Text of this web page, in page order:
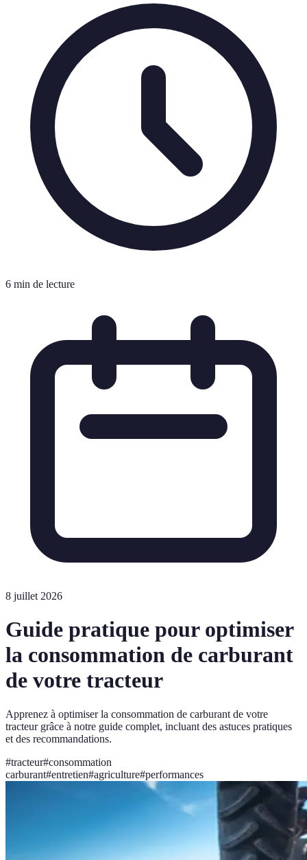
6 min de lecture
8 juillet 2026
Guide pratique pour optimiser
la consommation de carburant
de votre tracteur
Apprenez à optimiser la consommation de carburant de votre
tracteur grâce à notre guide complet, incluant des astuces pratiques
et des recommandations.
#tracteur#consommation
carburant#entretien#agriculture#performances